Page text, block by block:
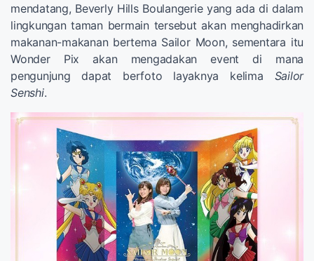
mendatang, Beverly Hills Boulangerie yang ada di dalam
lingkungan taman bermain tersebut akan menghadirkan
makanan-makanan bertema Sailor Moon, sementara itu
Wonder Pix akan mengadakan event di mana
pengunjung dapat berfoto layaknya kelima Sailor
Senshi.